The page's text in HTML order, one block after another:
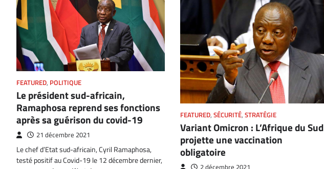
FEATURED, POLITIQUE
Le président sud-africain,
Ramaphosa reprend ses fonctions
après sa guérison du covid-19
21 décembre 2021
Le chef d’Etat sud-africain, Cyril Ramaphosa,
testé positif au Covid-19 le 12 décembre dernier,
FEATURED, SÉCURITÉ, STRATÉGIE
Variant Omicron : L’Afrique du Sud
projette une vaccination
obligatoire